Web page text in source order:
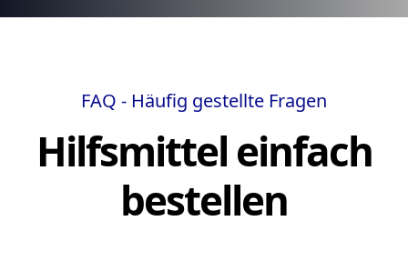
FAQ - Häufig gestellte Fragen
Hilfsmittel einfach
bestellen